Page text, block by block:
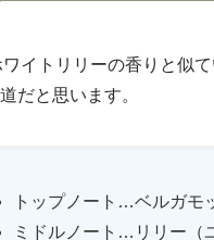
イトリリーの香りと似
だと思います。
トップノート…ベルガモ
ミドルノート…リリー（